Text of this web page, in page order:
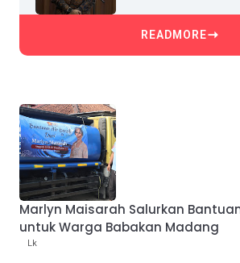
READMORE
Marlyn Maisarah Salurkan
untuk Warga Babakan Madang
Lk